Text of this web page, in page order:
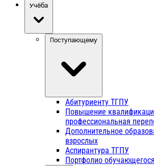
Учёба
Поступающему
Абитуриенту ТГПУ
Повышение
профессиональная
Дополнительное
взрослых
Аспирантура ТГПУ
Портфолио обучающегося